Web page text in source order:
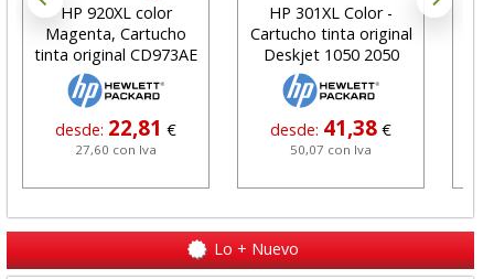
HP 920XL color
Magenta, Cartucho
tinta original CD973AE
desde: 22,81 €
27,60 con Iva
HP 301XL Color -
Cartucho tinta original
Deskjet 1050 2050
desde: 41,38 €
50,07 con Iva
Lo + Nuevo